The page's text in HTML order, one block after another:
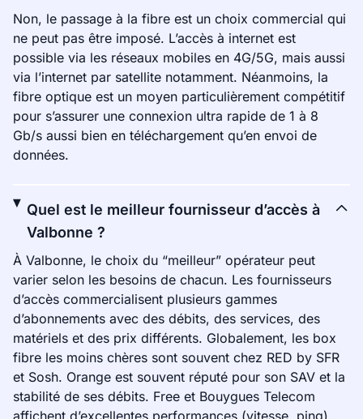
Non, le passage à la fibre est un choix commercial qui
ne peut pas être imposé. L’accès à internet est
possible via les réseaux mobiles en 4G/5G, mais aussi
via l’internet par satellite notamment. Néanmoins, la
fibre optique est un moyen particulièrement compétitif
pour s’assurer une connexion ultra rapide de 1 à 8
Gb/s aussi bien en téléchargement qu’en envoi de
données.
Quel est le meilleur fournisseur d’accès à
Valbonne ?
À Valbonne, le choix du “meilleur” opérateur peut
varier selon les besoins de chacun. Les fournisseurs
d’accès commercialisent plusieurs gammes
d’abonnements avec des débits, des services, des
matériels et des prix différents. Globalement, les box
fibre les moins chères sont souvent chez RED by SFR
et Sosh. Orange est souvent réputé pour son SAV et la
stabilité de ses débits. Free et Bouygues Telecom
affichent d’excellentes performances (vitesse, ping).